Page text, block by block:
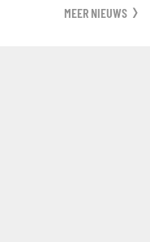
MEER NIEUWS